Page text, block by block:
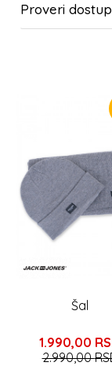
Proveri
Šal
1.990,00
2.990,00